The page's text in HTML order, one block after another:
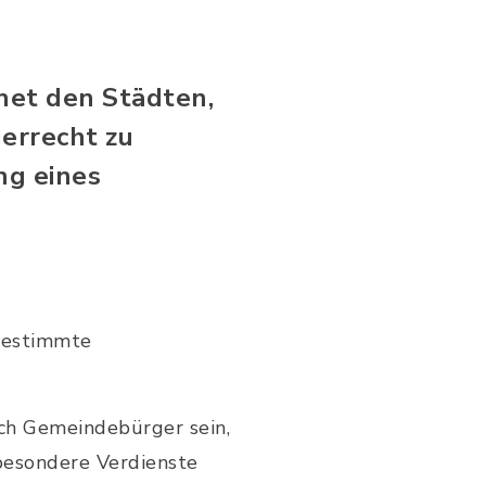
den Städten,
zu
eines
Gemeindebürger sein,
Verdienste